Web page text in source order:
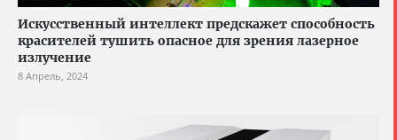
Искусственный интеллект предскажет способность
красителей тушить опасное для зрения лазерное
излучение
8 Апрель, 2024